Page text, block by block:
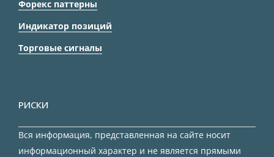
Форекс паттерны
Индикатор позиций
Торговые сигналы
РИСКИ
Вся информация, представленная на сайте носит
информационный характер и не является прямыми